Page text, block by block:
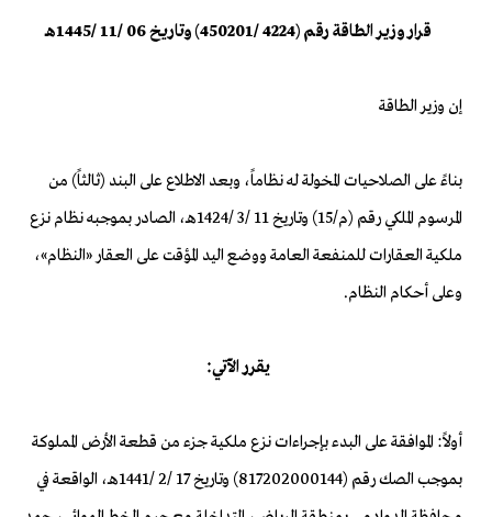
قرار وزير الطاقة رقم (4224 /450201) وتاريخ 06 /11 /1445هـ
إن وزير الطاقة
بناءً على الصلاحيات المخولة له نظاماً، وبعد الاطلاع على البند (ثالثاً) من
المرسوم الملكي رقم (م/15) وتاريخ 11 /3 /1424هـ، الصادر بموجبه نظام نزع
ملكية العقارات للمنفعة العامة ووضع اليد المؤقت على العقار «النظام»،
وعلى أحكام النظام.
يقرر الآتي:
أولاً: الموافقة على البدء بإجراءات نزع ملكية جزء من قطعة الأرض المملوكة
بموجب الصك رقم (817202000144) وتاريخ 17 /2 /1441هـ، الواقعة في